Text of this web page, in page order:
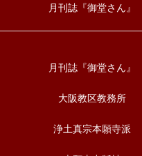
月刊誌『御堂さん』
月刊誌『御堂さん』
大阪教区教務所
浄土真宗本願寺派